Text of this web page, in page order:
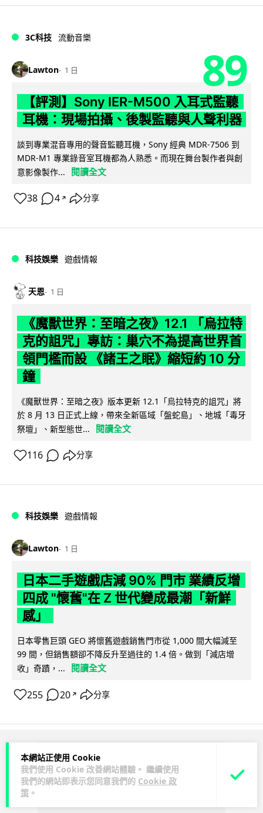
本網站正使用 Cookie
我們使用 Cookie 改善網站體驗。 繼續使用
我們的網站即表示您同意我們的 Cookie 政
策 。
3C科技 流動音樂
Lawton 1 日 89
【評測】Sony IER-M500 入耳式監聽
耳機：現場拍攝、後製監聽與人聲利器
談到專業混音專用的聲音監聽耳機，Sony 經典 MDR-7506 到
MDR-M1 專業錄音室耳機都為人熟悉。而現在舞台製作者與創
意影像製作...
閱讀全文
38 4 ↗ 分享
科技娛樂 遊戲情報
天恩 1 日
《魔獸世界：至暗之夜》12.1 「烏拉特
克的詛咒」專訪：巢穴不為提高世界首
領門檻而設 《諸王之眠》縮短約 10 分
鐘
《魔獸世界：至暗之夜》版本更新 12.1「烏拉特克的詛咒」將
於 8 月 13 日正式上線，帶來全新區域「盤蛇島」、地城「毒牙
祭壇」、新型態世...
閱讀全文
116 分享
科技娛樂 遊戲情報
Lawton 1 日
日本二手遊戲店減 90% 門市 業績反增
四成 "懷舊"在 Z 世代變成最潮「新鮮
感」
日本零售巨頭 GEO 將懷舊遊戲銷售門市從 1,000 間大幅減至
99 間，但銷售額卻不降反升至過往的 1.4 倍。做到「減店增
收」奇蹟，...
閱讀全文
255 20 ↗ 分享